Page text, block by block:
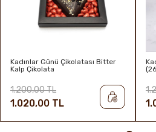
Kadınlar Günü Çikolatası Bitter
Kalp Çikolata
1.020,00 TL
1.200,00 TL